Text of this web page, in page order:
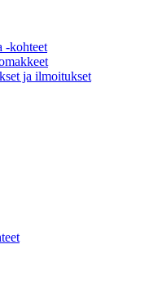
-kohteet
ja ilmoitukset